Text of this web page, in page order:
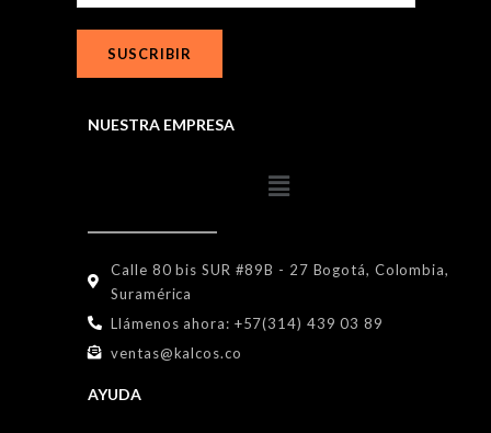
SUSCRIBIR
NUESTRA EMPRESA
Calle 80 bis SUR #89B - 27 Bogotá, Colombia,
Suramérica
Llámenos ahora: +57(314) 439 03 89
ventas@kalcos.co
AYUDA